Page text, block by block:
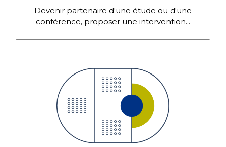
Devenir partenaire d'une étude ou d'une
conférence, proposer une intervention...